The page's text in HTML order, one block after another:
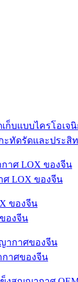
ทัดรัดและประสิ
LOX ของจีน
องจีน
าศของจีน